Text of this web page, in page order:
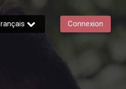
Connexion